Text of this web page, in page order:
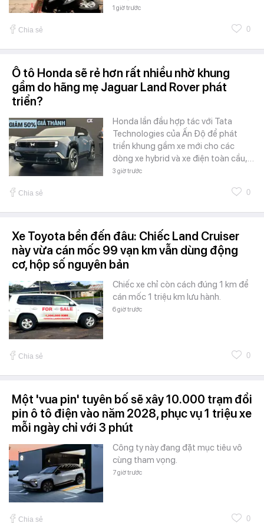
1 giờ trước
Chia sẻ 0
Ô tô Honda sẽ rẻ hơn rất nhiều nhờ khung
gầm do hãng mẹ Jaguar Land Rover phát
triển?
Honda lần đầu hợp tác với Tata
Technologies của Ấn Độ để phát
triển khung gầm xe mới cho các
dòng xe hybrid và xe điện toàn cầu,…
3 giờ trước
Chia sẻ 0
Xe Toyota bền đến đâu: Chiếc Land Cruiser
này vừa cán mốc 99 vạn km vẫn dùng động
cơ, hộp số nguyên bản
Chiếc xe chỉ còn cách đúng 1 km để
cán mốc 1 triệu km lưu hành.
6 giờ trước
Chia sẻ 0
Một 'vua pin' tuyên bố sẽ xây 10.000 trạm đổi
pin ô tô điện vào năm 2028, phục vụ 1 triệu xe
mỗi ngày chỉ với 3 phút
Công ty này đang đặt mục tiêu vô
cùng tham vọng.
7 giờ trước
Chia sẻ 0